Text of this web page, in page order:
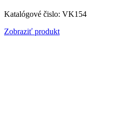
Katalógové čislo: VK154
Zobraziť produkt